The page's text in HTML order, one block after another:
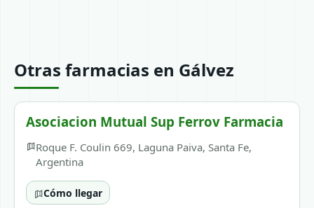
Otras farmacias en Gálvez
Asociacion Mutual Sup Ferrov Farmacia
Roque F. Coulin 669, Laguna Paiva, Santa Fe,
Argentina
Cómo llegar